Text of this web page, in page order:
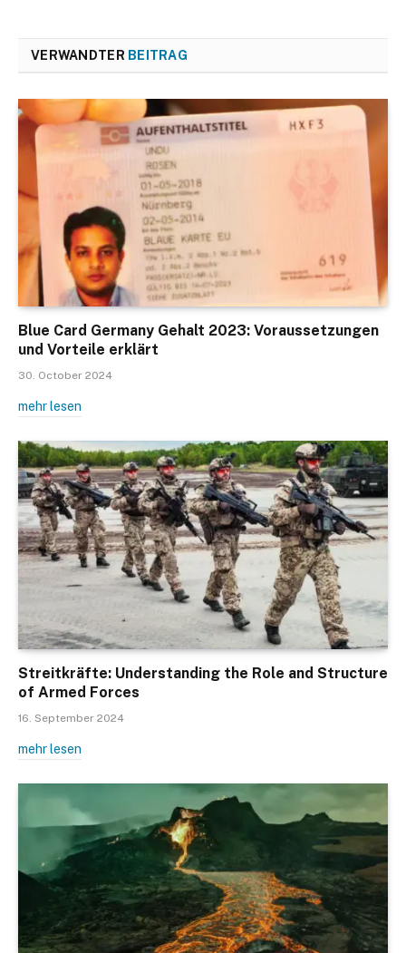
VERWANDTER BEITRAG
Blue Card Germany Gehalt 2023: Voraussetzungen
und Vorteile erklärt
30. October 2024
mehr lesen
Streitkräfte: Understanding the Role and Structure
of Armed Forces
16. September 2024
mehr lesen